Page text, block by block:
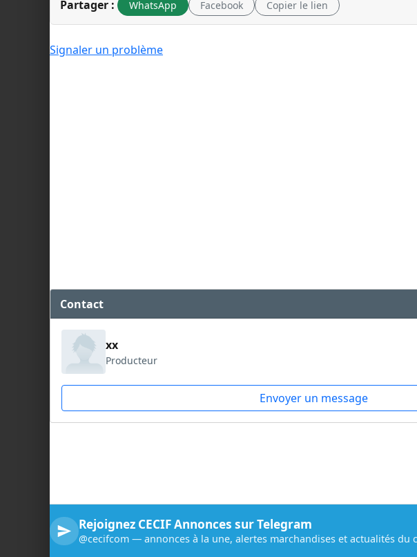
Partager : WhatsApp Facebook Copier le lien
Signaler un problème
Contact
xx
Producteur
Envoyer un message
Rejoignez CECIF Annonces sur Telegram
@cecifcom — annonces à la une, alertes marchandises et actualités du